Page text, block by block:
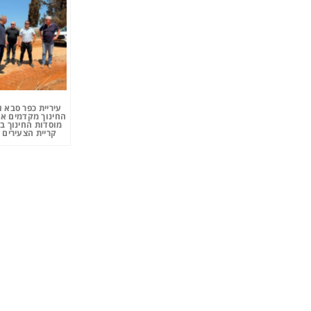
עיריית כפר
החינוך מקדמים
מוסדות החינוך
קריית